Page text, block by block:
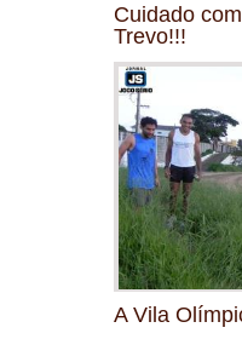
Cuidado
Trevo!!!
A Vila